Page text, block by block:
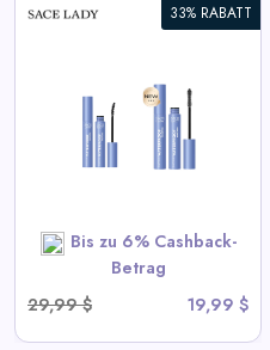
33% RABATT
Bis zu 6% Cashback-
Betrag
29,99 $
19,99 $
Cremige Foundation
View All Sace Lady Deals
SHOP NOW